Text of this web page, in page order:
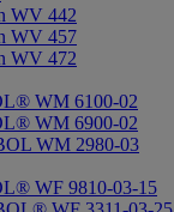
WV 442
WV 457
WV 472
WM 6100-02
WM 6900-02
WM 2980-03
WF 9810-03-15